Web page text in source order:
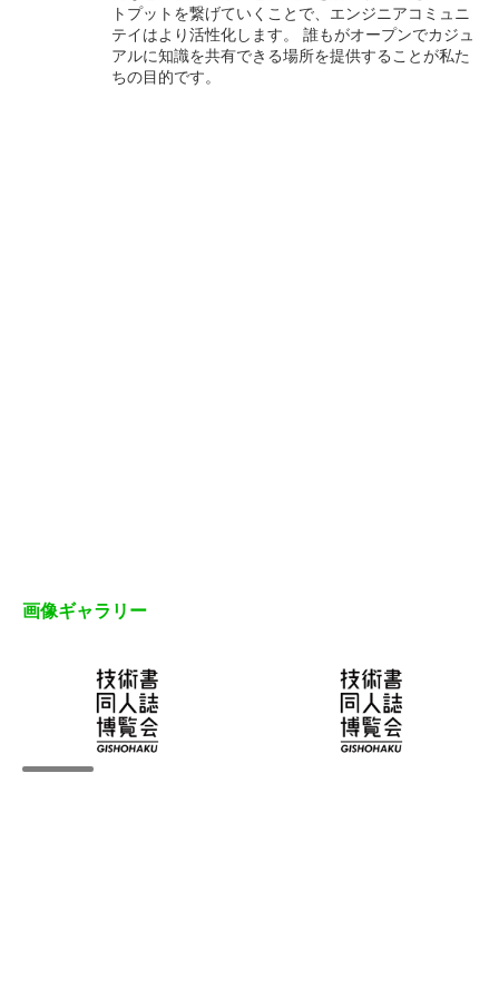
トプットを繋げていくことで、エンジニアコミュニ
テイはより活性化します。 誰もがオープンでカジュ
アルに知識を共有できる場所を提供することが私た
ちの目的です。
画像ギャラリー